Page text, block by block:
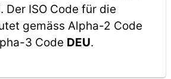
. Der ISO Code für die
gemäss Alpha-2 Code
3 Code DEU.